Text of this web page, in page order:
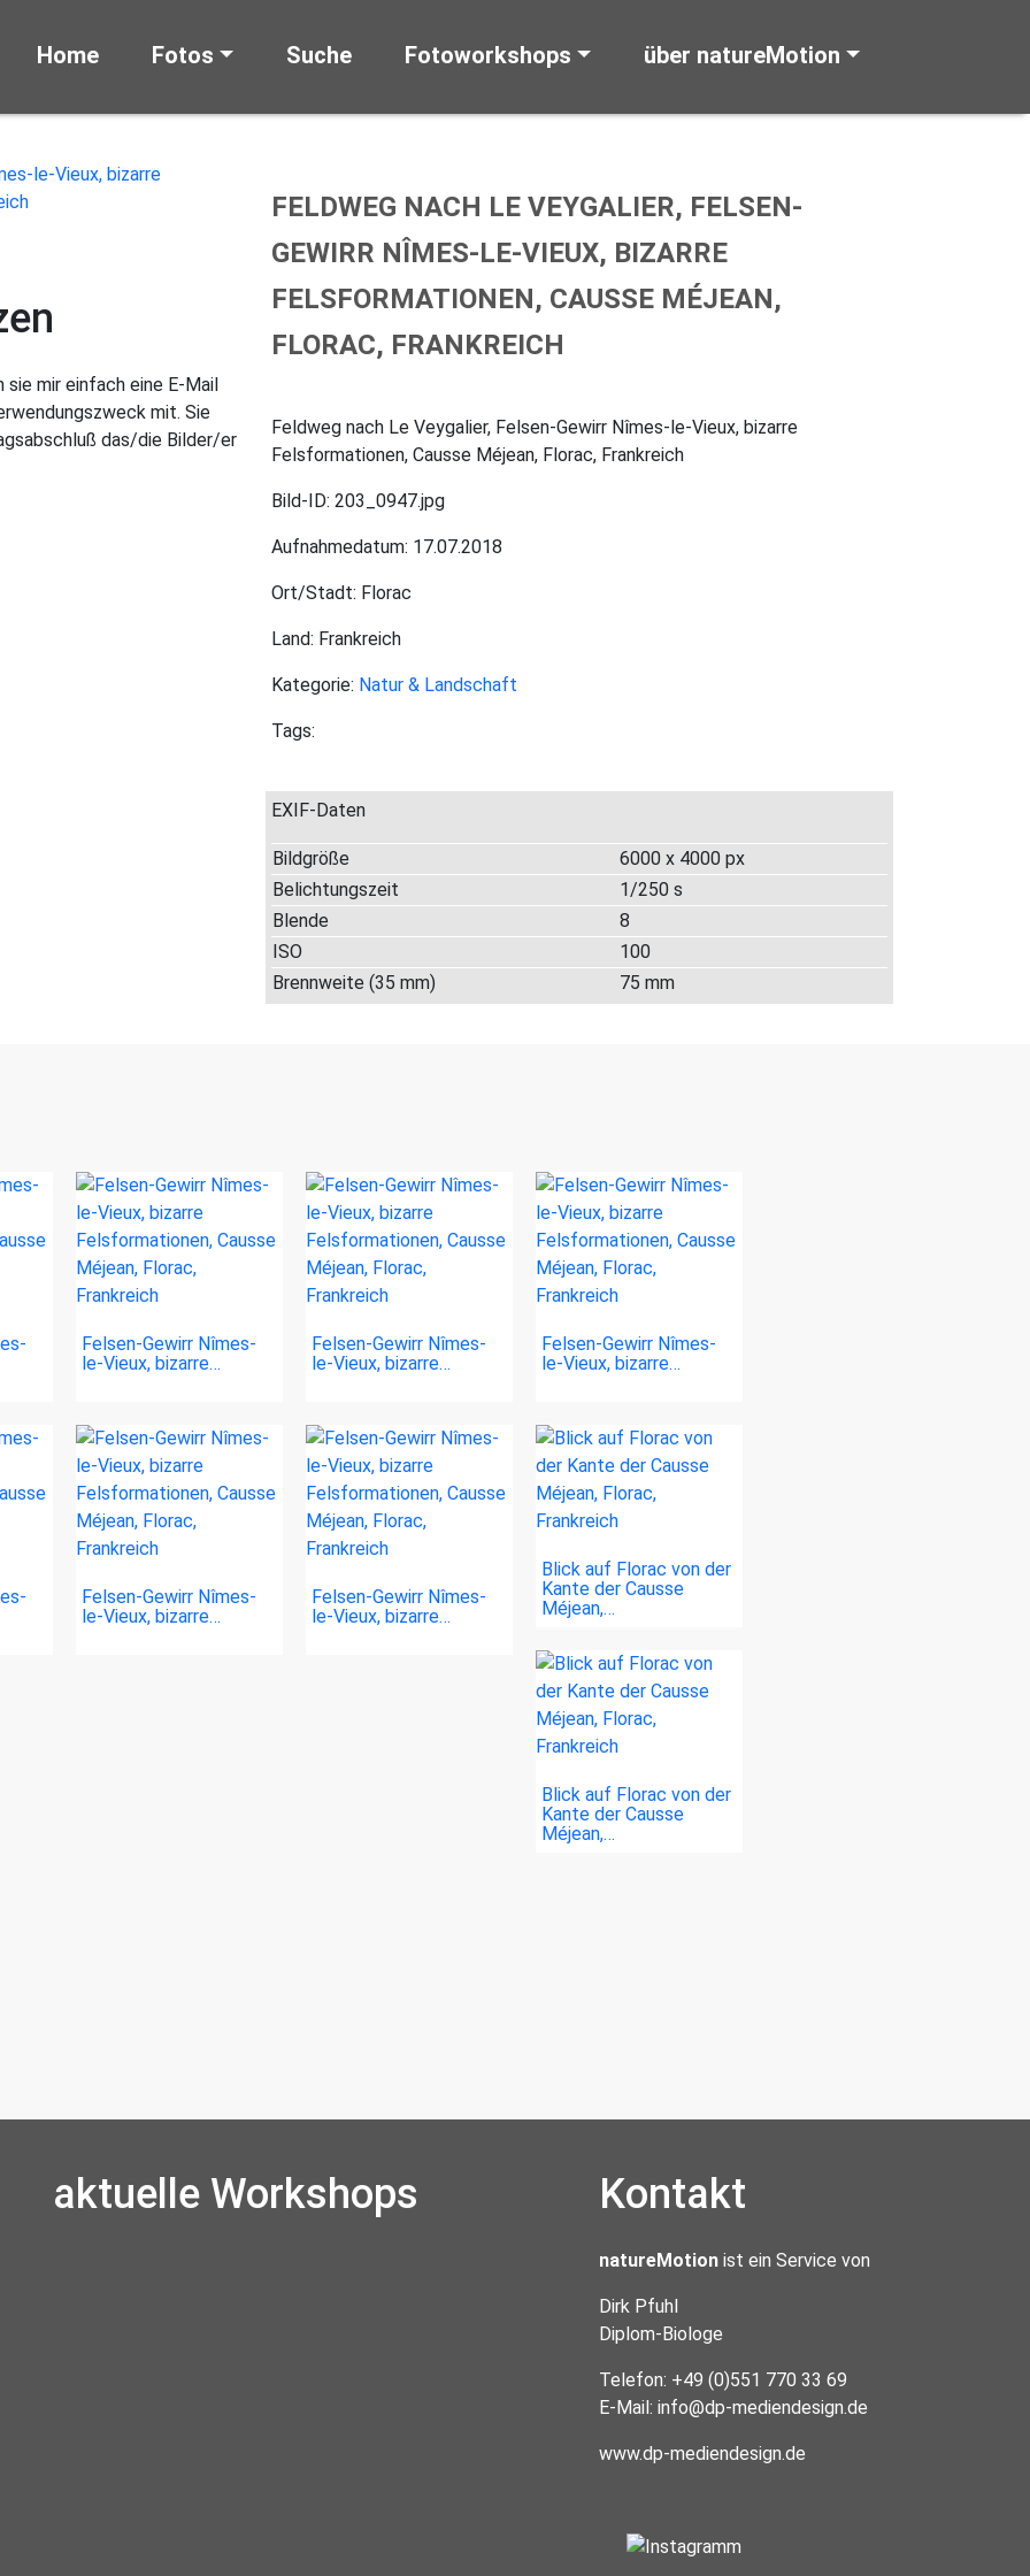
Home Fotos Suche Fotoworkshops über natureMotion
mir einfach eine E-Mail
mit. Sie
das/die Bilder/er
FELDWEG NACH LE VEYGALIER, FELSEN-
GEWIRR NÎMES-LE-VIEUX, BIZARRE
FELSFORMATIONEN, CAUSSE MÉJEAN,
FLORAC, FRANKREICH
Feldweg nach Le Veygalier, Felsen-Gewirr Nîmes-le-Vieux, bizarre
Felsformationen, Causse Méjean, Florac, Frankreich
Bild-ID: 203_0947.jpg
Aufnahmedatum: 17.07.2018
Ort/Stadt: Florac
Land: Frankreich
Kategorie: Natur & Landschaft
Tags:
EXIF-Daten
Bildgröße
6000 x 4000 px
Belichtungszeit
1/250 s
Blende
8
ISO
100
Brennweite (35 mm)
75 mm
Felsen-Gewirr Nîmes-
le-Vieux, bizarre…
Felsen-Gewirr Nîmes-
le-Vieux, bizarre…
Felsen-Gewirr Nîmes-
le-Vieux, bizarre…
Felsen-Gewirr Nîmes-
le-Vieux, bizarre…
Felsen-Gewirr Nîmes-
le-Vieux, bizarre…
Blick auf Florac von der
Kante der Causse
Méjean,…
Blick auf Florac von der
Kante der Causse
Méjean,…
aktuelle Workshops Kontakt
natureMotion ist ein Service von
Dirk Pfuhl
Diplom-Biologe
Telefon: +49 (0)551 770 33 69
E-Mail: info@dp-mediendesign.de
www.dp-mediendesign.de